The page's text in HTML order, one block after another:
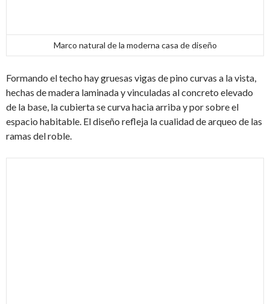
Marco natural de la moderna casa de diseño
Formando el techo hay gruesas vigas de pino curvas a la vista,
hechas de madera laminada y vinculadas al concreto elevado
de la base, la cubierta se curva hacia arriba y por sobre el
espacio habitable. El diseño refleja la cualidad de arqueo de las
ramas del roble.